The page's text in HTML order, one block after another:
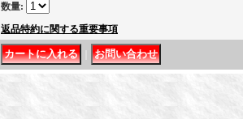
数量:
返品特約に関する重要事項